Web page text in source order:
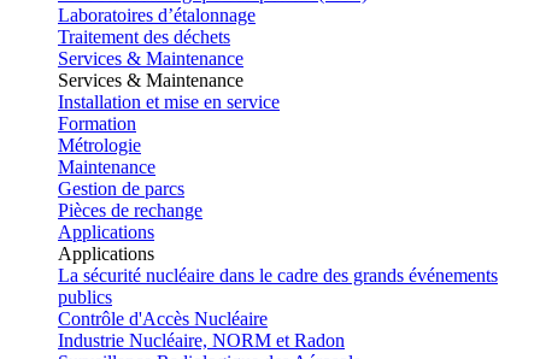
Laboratoires d’étalonnage
Traitement des déchets
Services & Maintenance
Services & Maintenance
Installation et mise en service
Formation
Métrologie
Maintenance
Gestion de parcs
Pièces de rechange
Applications
Applications
La sécurité nucléaire dans le cadre des grands événements
publics
Contrôle d'Accès Nucléaire
Industrie Nucléaire, NORM et Radon